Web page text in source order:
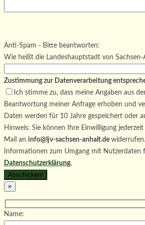
Bitte lasse dieses Feld leer.
Anti-Spam - Bitte beantworten:
Wie heißt die Landeshauptstadt von Sachsen-
Zustimmung zur Datenverarbeitung
Ich stimme zu, dass meine Angaben aus
Beantwortung meiner Anfrage erhoben und
Daten werden für 10 Jahre gespeichert oder
Hinweis: Sie können Ihre Einwilligung
Mail an info@ljv-sachsen-anhalt.de
Informationen zum Umgang mit Nutzerdaten
Datenschutzerklärung.
×
Name: